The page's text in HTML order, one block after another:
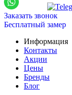
Заказать звонок
Бесплатный замер
Информация
Контакты
Акции
Цены
Бренды
Блог